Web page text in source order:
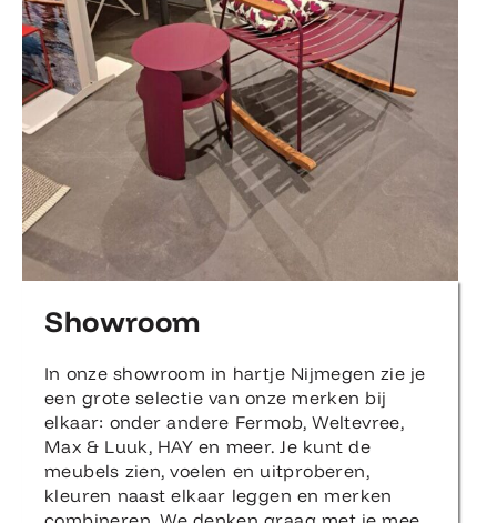
Showroom
In onze showroom in hartje Nijmegen zie je
een grote selectie van onze merken bij
elkaar: onder andere Fermob, Weltevree,
Max & Luuk, HAY en meer. Je kunt de
meubels zien, voelen en uitproberen,
kleuren naast elkaar leggen en merken